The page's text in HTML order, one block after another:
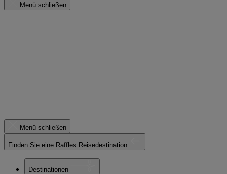
Menü schließen
Menü schließen
Finden Sie eine Raffles Reisedestination
Destinationen